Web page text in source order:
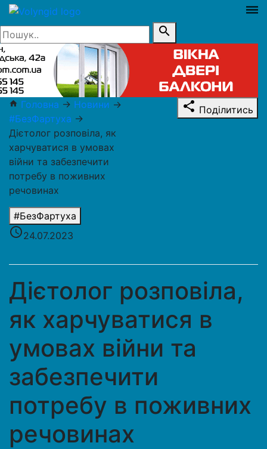
dehaze
search
home Головна → Новини →
#БезФартуха →
Дієтолог розповіла, як
харчуватися в умовах
війни та забезпечити
потребу в поживних
речовинах
#БезФартуха
access_time24.07.2023
share Поділитись
Дієтолог розповіла,
як харчуватися в
умовах війни та
забезпечити
потребу в поживних
речовинах